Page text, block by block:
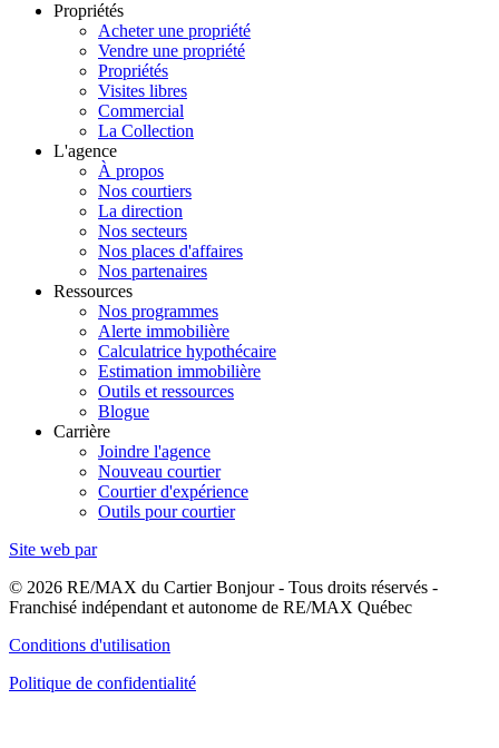
Propriétés
Acheter une propriété
Vendre une propriété
Propriétés
Visites libres
Commercial
La Collection
L'agence
À propos
Nos courtiers
La direction
Nos secteurs
Nos places d'affaires
Nos partenaires
Ressources
Nos programmes
Alerte immobilière
Calculatrice hypothécaire
Estimation immobilière
Outils et ressources
Blogue
Carrière
Joindre l'agence
Nouveau courtier
Courtier d'expérience
Outils pour courtier
Site web par
© 2026 RE/MAX du Cartier Bonjour - Tous droits réservés -
Franchisé indépendant et autonome de RE/MAX Québec
Conditions d'utilisation
Politique de confidentialité